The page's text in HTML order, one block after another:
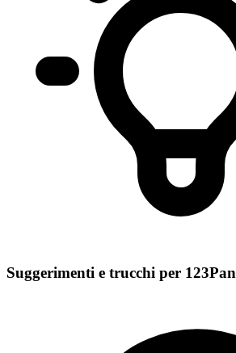
Suggerimenti e trucchi per 123Pan